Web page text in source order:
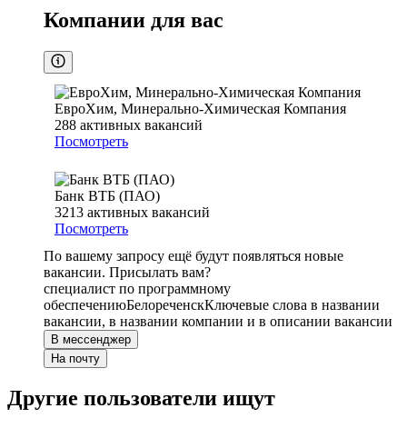
Компании для вас
ЕвроХим, Минерально-Химическая Компания
288 активных вакансий
Посмотреть
Банк ВТБ (ПАО)
3213 активных вакансий
Посмотреть
По вашему запросу ещё будут появляться новые
вакансии. Присылать вам?
специалист по программному
обеспечениюБелореченскКлючевые слова в названии
вакансии, в названии компании и в описании вакансии
В мессенджер
На почту
Другие пользователи ищут